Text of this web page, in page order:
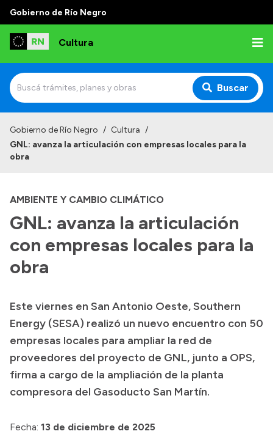
Gobierno de Río Negro
Cultura
Buscar
Institucional
Autoridades
Delegaciones
Normativa
Presupuesto
Boletín Oficial
Compras y licitaciones
Consulta de expedientes
Consulta de pago a proveedores
Gobierno de Río Negro / Cultura /
GNL: avanza la articulación con empresas locales para la
obra
AMBIENTE Y CAMBIO CLIMÁTICO
GNL: avanza la articulación
con empresas locales para la
obra
Este viernes en San Antonio Oeste, Southern
Energy (SESA) realizó un nuevo encuentro con 50
empresas locales para ampliar la red de
proveedores del proyecto de GNL, junto a OPS,
firma a cargo de la ampliación de la planta
compresora del Gasoducto San Martín.
Fecha: 13 de diciembre de 2025